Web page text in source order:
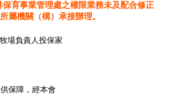
育事業管理處之權限業務未及配合修正
屬機關（構）承接辦理。
場負責人投保家
保障，經本會